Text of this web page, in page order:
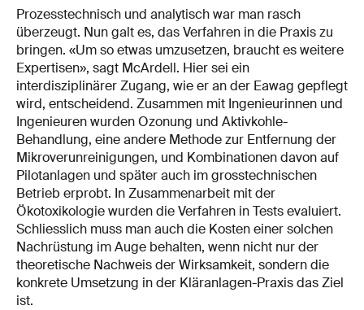
Prozesstechnisch und analytisch war man rasch
überzeugt. Nun galt es, das Verfahren in die Praxis zu
bringen. «Um so etwas umzusetzen, braucht es weitere
Expertisen», sagt McArdell. Hier sei ein
interdisziplinärer Zugang, wie er an der Eawag gepflegt
wird, entscheidend. Zusammen mit Ingenieurinnen und
Ingenieuren wurden Ozonung und Aktivkohle-
Behandlung, eine andere Methode zur Entfernung der
Mikroverunreinigungen, und Kombinationen davon auf
Pilotanlagen und später auch im grosstechnischen
Betrieb erprobt. In Zusammenarbeit mit der
Ökotoxikologie wurden die Verfahren in Tests evaluiert.
Schliesslich muss man auch die Kosten einer solchen
Nachrüstung im Auge behalten, wenn nicht nur der
theoretische Nachweis der Wirksamkeit, sondern die
konkrete Umsetzung in der Kläranlagen-Praxis das Ziel
ist.